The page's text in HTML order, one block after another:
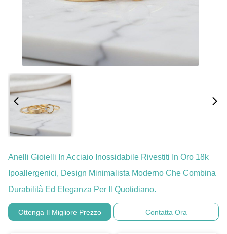
Anelli Gioielli In Acciaio Inossidabile Rivestiti In Oro 18k
Ipoallergenici, Design Minimalista Moderno Che Combina
Durabilità Ed Eleganza Per Il Quotidiano.
Ottenga Il Migliore Prezzo Contatta Ora